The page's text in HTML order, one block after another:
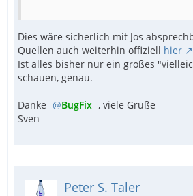
Dies wäre sicherlich mit Jos
Quellen auch weiterhin offiziell hier
Ist alles bisher nur ein großes
schauen, genau.
Danke BugFix , viele Grüße
Sven
Peter S. Taler